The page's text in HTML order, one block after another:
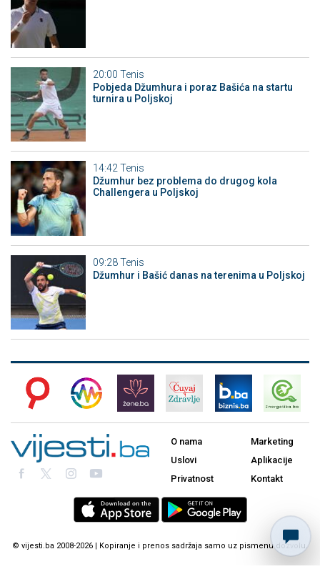
20:00 Tenis
Pobjeda Džumhura i poraz Bašića na startu
turnira u Poljskoj
14:42 Tenis
Džumhur bez problema do drugog kola
Challengera u Poljskoj
09:28Tenis
Džumhur i Bašić danas na terenima u Poljskoj
O nama
Uslovi
Privatnost
Marketing
Aplikacije
Kontakt
© vijesti.ba 2008-2026 | Kopiranje i prenos sadržaja samo uz pismenu dozvolu.